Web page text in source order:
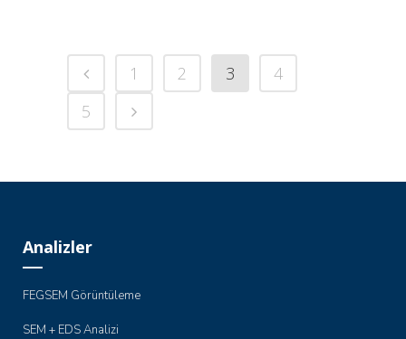
1 2 3
4
5
Analizler
FEGSEM Görüntüleme
SEM + EDS Analizi